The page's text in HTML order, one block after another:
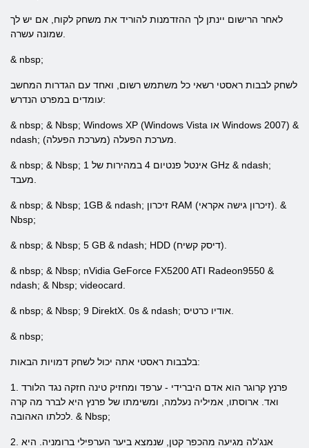
לאחר הרישום יינתן לך ההזדמנות להוריד את משחק לקוח, אם יש לך
& nbsp;
לשחק לבבות ראסטי רשאי כל משתמש רשום, ואחד עם הגדרות המחשב
עומדים במפרט הנדרש:
& nbsp; & Nbsp; Windows XP (Windows Vista או Windows 2007) &
& nbsp; & Nbsp; אינטל פנטיום 4 במהירות של 1 GHz & ndash;
& nbsp; & Nbsp; 1GB & ndash; זיכרון RAM (זיכרון גישה אקראי). &
Nbsp;
& nbsp; & Nbsp; 5 GB & ndash; HDD (דיסק קשיח).
& nbsp; & Nbsp; nVidia GeForce FX5200 ATI Radeon9550 &
ndash; & Nbsp; videocard.
& nbsp;
בלבבות ראסטי אתה יכול לשחק דמויות הבאות:
1. פרנץ קרוגר הוא אדם היברידי - ערפד ומחזיק טינה חזקה נגד הלורד
ואד. ארוסתו, אמיליה נעלמה, ומשימתו של פרנץ היא לברר מה קרה
לכלתו האהובה. & Nbsp;
2. אנג'לה מגיעה מהכפר קטן, שנמצא ביער הערפילי ברומניה. היא